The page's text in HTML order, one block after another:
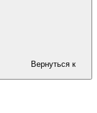
Вернуться к